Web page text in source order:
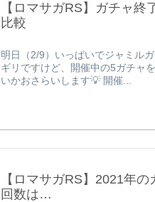
【ロマサガRS】ガチャ
比較
明日（2/9）いっぱいでジャミル
ギリですけど、開催中の5ガチャ
いかおさらいします💡 開催...
【ロマサガRS】2021年
回数は…